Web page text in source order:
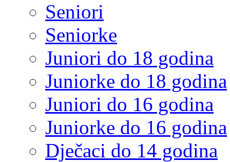
Seniori
Seniorke
Juniori do 18 godina
Juniorke do 18 godina
Juniori do 16 godina
Juniorke do 16 godina
Dječaci do 14 godina